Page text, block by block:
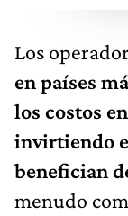
Los
en países
los costos
invirtiendo
benefician
menudo